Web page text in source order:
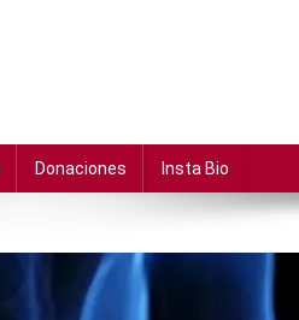
Donaciones Insta Bio